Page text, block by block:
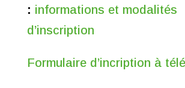
: informations et modalités
d’inscription
Formulaire d’incription à